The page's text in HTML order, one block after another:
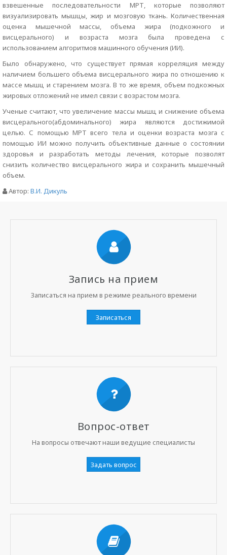
взвешенные последовательности МРТ, которые позволяют
визуализировать мышцы, жир и мозговую ткань. Количественная
оценка мышечной массы, объема жира (подкожного и
висцерального) и возраста мозга была проведена с
использованием алгоритмов машинного обучения (ИИ).
Было обнаружено, что существует прямая корреляция между
наличием большего объема висцерального жира по отношению к
массе мышц и старением мозга. В то же время, объем подкожных
жировых отложений не имел связи с возрастом мозга.
Ученые считают, что увеличение массы мышц и снижение объема
висцерального(абдоминального) жира являются достижимой
целью. С помощью МРТ всего тела и оценки возраста мозга с
помощью ИИ можно получить объективные данные о состоянии
здоровья и разработать методы лечения, которые позволят
снизить количество висцерального жира и сохранить мышечный
объем.
Автор: В.И. Дикуль
Запись на прием
Записаться на прием в режиме реального времени
Записаться
Вопрос-ответ
На вопросы отвечают наши ведущие специалисты
Задать вопрос